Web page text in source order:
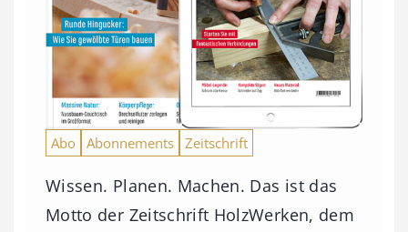
Abo Abonnements Zeitschrift
Wissen. Planen. Machen. Das ist das
Motto der Zeitschrift HolzWerken, dem